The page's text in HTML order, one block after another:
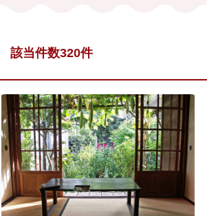
該当件数320件